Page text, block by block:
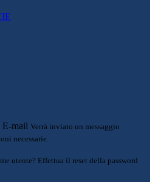
E-mail Verrà inviato un messaggio
necessarie.
utente? Effettua il reset della password